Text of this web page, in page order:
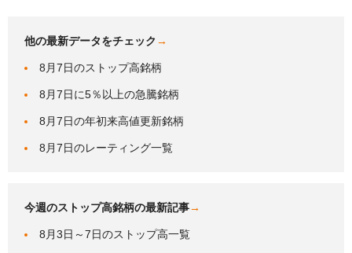
他の最新データをチェック →
8月7日のストップ高銘柄
8月7日に5％以上の急騰銘柄
8月7日の年初来高値更新銘柄
8月7日のレーティング一覧
今週のストップ高銘柄の最新記事→
8月3日～7日のストップ高一覧